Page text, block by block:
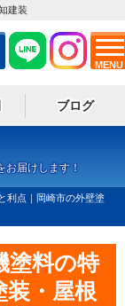
MENU
建装
ブログ
お届けします！
利点｜岡崎市の外壁塗
塗料の特
装・屋根